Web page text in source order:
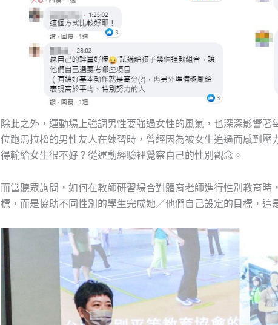
除此之外，運動場上強調男性要強過女性的風氣，也深深影響
位跑馬拉松的男性友人在練習時，曾經因為被女生追過而感到
得輸給女生很不好？從運動經驗裡覺察自己的性別觀念。
而當聽眾詢問，如何在教師研習場合對體育老師進行性別教育時
標，而是協助不同性別的學生完成她／他們自己設定的目標，這